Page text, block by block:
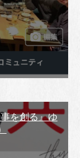
を創る』ゆ